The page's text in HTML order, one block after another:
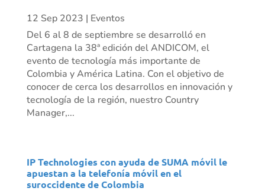
12 Sep 2023 | Eventos
Del 6 al 8 de septiembre se desarrolló en
Cartagena la 38ª edición del ANDICOM, el
evento de tecnología más importante de
Colombia y América Latina. Con el objetivo de
conocer de cerca los desarrollos en innovación y
tecnología de la región, nuestro Country
Manager,...
IP Technologies con ayuda de SUMA móvil le
apuestan a la telefonía móvil en el
suroccidente de Colombia